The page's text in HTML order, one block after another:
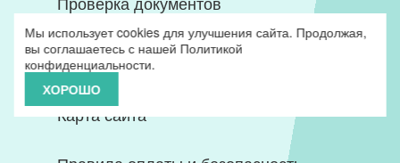
Базы кодов
Вопрос ответ
Глоссарий
Политика конфиденциальности
Карта сайта
Мы использует cookies для улучшения сайта. Продолжая,
вы соглашаетесь с нашей Политикой
конфиденциальности.
ХОРОШО